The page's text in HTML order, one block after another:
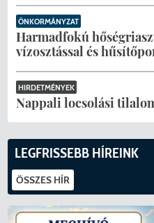
Harmadfokú
vízosztással és
ÖNKORMÁNYZAT
Nappali locsolási
HIRDETMÉNYEK
LEGFRISSEBB HÍREINK
ÖSSZES HÍR